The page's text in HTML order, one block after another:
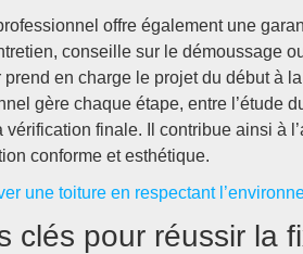
offre également une
conseille sur le démoussage
prend en charge le projet du début à
gère chaque étape, entre l’étude
finale. Il contribue ainsi à
conforme et esthétique.
une toiture en respectant
clés pour réussir la